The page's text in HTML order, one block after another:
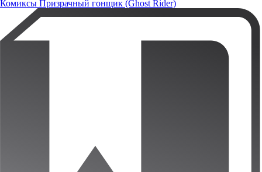
Комиксы Призрачный гонщик (Ghost Rider)